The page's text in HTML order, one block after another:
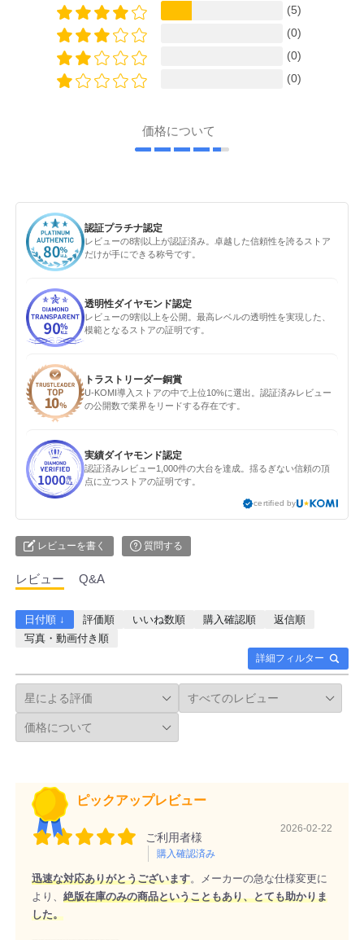
(5)
(0)
(0)
(0)
価格について
認証プラチナ認定
レビューの8割以上が認証済み。卓越した信頼性を誇るストア
だけが手にできる称号です。
透明性ダイヤモンド認定
レビューの9割以上を公開。最高レベルの透明性を実現した、
模範となるストアの証明です。
トラストリーダー銅賞
U-KOMI導入ストアの中で上位10%に選出。認証済みレビュー
の公開数で業界をリードする存在です。
実績ダイヤモンド認定
認証済みレビュー1,000件の大台を達成。揺るぎない信頼の頂
点に立つストアの証明です。
certified by
レビューを書く 質問する
レビュー Q&A
詳細フィルター
日付順 ↓ 評価順 いいね数順 購入確認順
返信順
写真・動画付き順
ピックアップレビュー
ご利用者様
購入確認済み
2026-02-22
迅速な対応ありがとうございます。メーカーの急な仕様変更に
より、 絶版在庫のみの商品ということもあり、とても助かりま
した。